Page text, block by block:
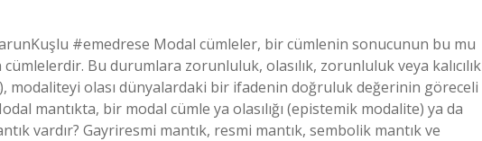
#emedrese Modal cümleler, bir cümlenin sonucunun bu mu
Bu durumlara zorunluluk, olasılık, zorunluluk veya kalıcılık
modaliteyi olası dünyalardaki bir ifadenin doğruluk değerinin göreceli
mantıkta, bir modal cümle ya olasılığı (epistemik modalite) ya da
vardır? Gayriresmi mantık, resmi mantık, sembolik mantık ve